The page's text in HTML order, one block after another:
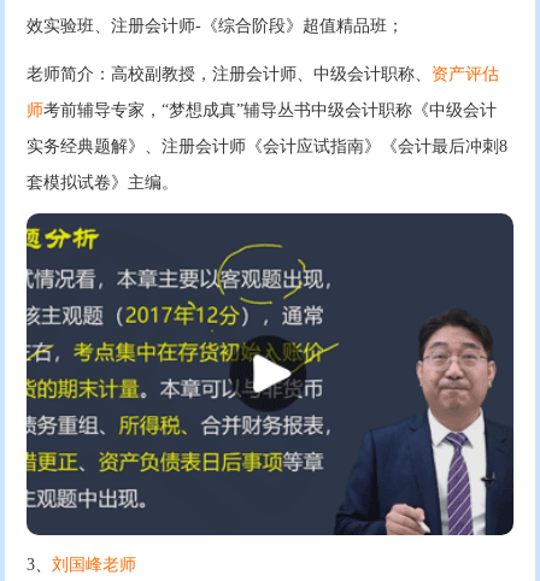
效实验班、注册会计师-《综合阶段》超值精品班；
老师简介：高校副教授，注册会计师、中级会计职称、 资产评估
师考前辅导专家，“梦想成真”辅导丛书中级会计职称《中级会计
实务经典题解》、注册会计师《会计应试指南》《会计最后冲刺8
套模拟试卷》主编。
3、刘国峰老师